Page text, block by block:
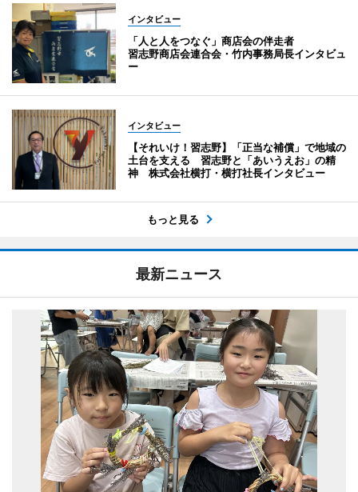
インタビュー
「人と人をつなぐ」商店会の伴走者
習志野商店会連合会・竹内事務局長インタビュ
ー
インタビュー
【それいけ！習志野】「正当な補償」で地域の
土台を支える 習志野と「あいうえお」の精
神 株式会社横打・横打社長インタビュー
もっと見る
最新ニュース